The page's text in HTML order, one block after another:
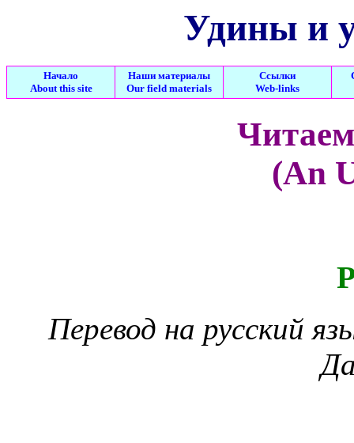
Удины и
Начало
About this site
Наши материалы
Our field materials
Ссылки
Web-links
(An
Перевод на русский